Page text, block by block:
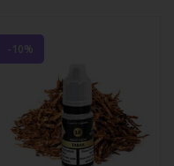
-10%